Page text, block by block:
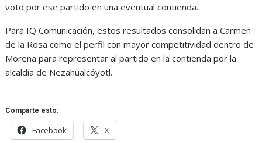
voto por ese partido en una eventual contienda.
Para IQ Comunicación, estos resultados consolidan a Carmen
de la Rosa como el perfil con mayor competitividad dentro de
Morena para representar al partido en la contienda por la
alcaldía de Nezahualcóyotl.
Comparte esto:
Facebook X